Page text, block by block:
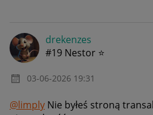
drekenzes
#19 Nestor ⭐
‎03-06-2026 19:31
@limply Nie byłeś stroną